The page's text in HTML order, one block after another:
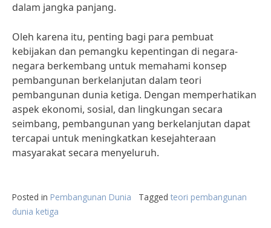
dalam jangka panjang.
Oleh karena itu, penting bagi para pembuat
kebijakan dan pemangku kepentingan di negara-
negara berkembang untuk memahami konsep
pembangunan berkelanjutan dalam teori
pembangunan dunia ketiga. Dengan memperhatikan
aspek ekonomi, sosial, dan lingkungan secara
seimbang, pembangunan yang berkelanjutan dapat
tercapai untuk meningkatkan kesejahteraan
masyarakat secara menyeluruh.
Posted in Pembangunan Dunia Tagged teori pembangunan
dunia ketiga